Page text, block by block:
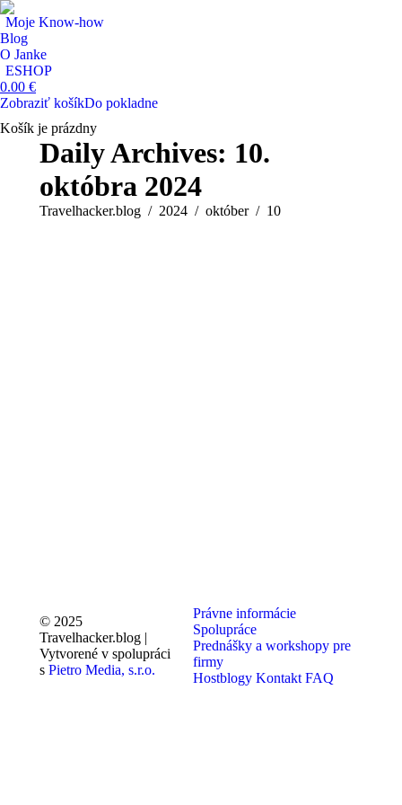
Moje Know-how
Blog
O Janke
ESHOP
0.00 €
Zobraziť košíkDo pokladne
Košík je prázdny
Daily Archives: 10.
októbra 2024
You are here:
Travelhacker.blog 2024 október 10
© 2025
Travelhacker.blog |
Vytvorené v spolupráci
s Pietro Media, s.r.o.
Právne informácie
Spolupráce
Prednášky a workshopy pre
firmy
Hostblogy Kontakt FAQ